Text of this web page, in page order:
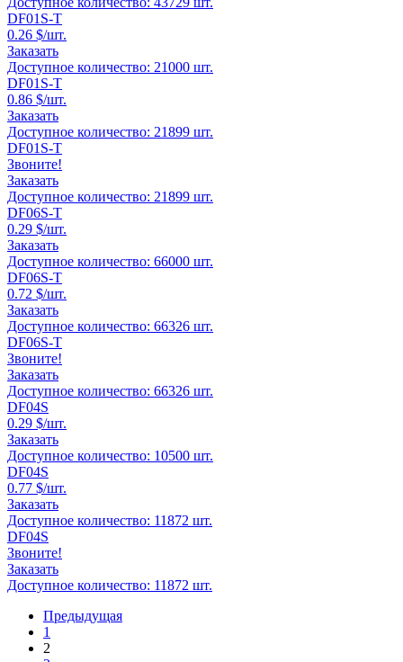
DF01S-T
0.26 $/шт.
Заказать
Доступное количество: 21000 шт.
DF01S-T
0.86 $/шт.
Заказать
Доступное количество: 21899 шт.
DF01S-T
Звоните!
Заказать
Доступное количество: 21899 шт.
DF06S-T
0.29 $/шт.
Заказать
Доступное количество: 66000 шт.
DF06S-T
0.72 $/шт.
Заказать
Доступное количество: 66326 шт.
DF06S-T
Звоните!
Заказать
Доступное количество: 66326 шт.
DF04S
0.29 $/шт.
Заказать
Доступное количество: 10500 шт.
DF04S
0.77 $/шт.
Заказать
Доступное количество: 11872 шт.
DF04S
Звоните!
Заказать
Доступное количество: 11872 шт.
Предыдущая
1
2